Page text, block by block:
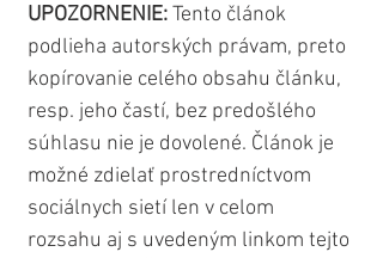
UPOZORNENIE: Tento článok
podlieha autorských právam, preto
kopírovanie celého obsahu článku,
resp. jeho častí, bez predošlého
súhlasu nie je dovolené. Článok je
možné zdielať prostredníctvom
sociálnych sietí len v celom
rozsahu aj s uvedeným linkom tejto